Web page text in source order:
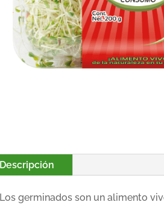
Descripción
Los germinados son un alimento